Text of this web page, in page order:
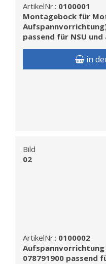
ArtikelNr.: 0100001
Montagebock für
passend für NSU
in
Bild
02
ArtikelNr.: 0100002
078791900 passend